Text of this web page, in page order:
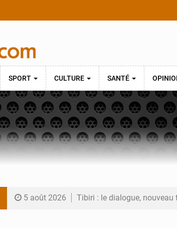
SPORT CULTURE SANTÉ
5 août 2026 Tibiri : le dialogue,